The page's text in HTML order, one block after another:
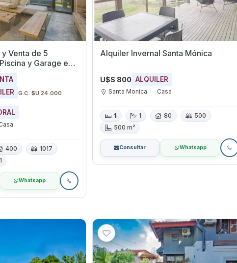
Venta de 5
y Garage en
G.C. $U 24.000
400
1017
1
Whatsapp
Alquiler Invernal Santa Mónica
U$S 800 ALQUILER
Santa Monica Casa
1 1 80
500
500 m²
Consultar Whatsapp